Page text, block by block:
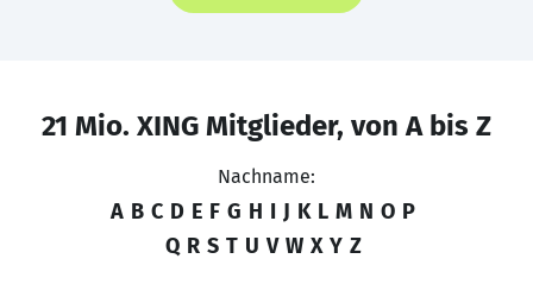
21 Mio. XING Mitglieder, von A bis Z
Nachname:
A B C D E F G H I J K L M N O P
Q R S T U V W X Y Z